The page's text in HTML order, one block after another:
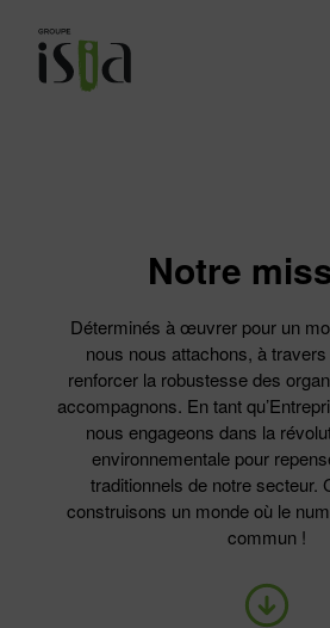
Notre
Déterminés à œuvrer pour un
nous nous attachons, à
renforcer la robustesse des
accompagnons. En tant
nous engageons dans la
environnementale pour
traditionnels de notre secteur.
construisons un monde où le
commun !